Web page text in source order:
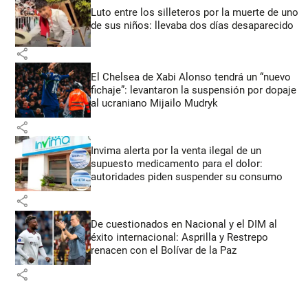
Luto entre los silleteros por la muerte de uno
de sus niños: llevaba dos días desaparecido
share
El Chelsea de Xabi Alonso tendrá un “nuevo
fichaje”: levantaron la suspensión por dopaje
al ucraniano Mijailo Mudryk
share
Invima alerta por la venta ilegal de un
supuesto medicamento para el dolor:
autoridades piden suspender su consumo
share
De cuestionados en Nacional y el DIM al
éxito internacional: Asprilla y Restrepo
renacen con el Bolívar de la Paz
share